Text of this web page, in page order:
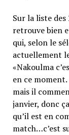
Sur la liste
retrouve bien
qui, selon le
actuellement
«Nakoulma
en ce
mais il
janvier, donc
qu’il est en
match…c’est